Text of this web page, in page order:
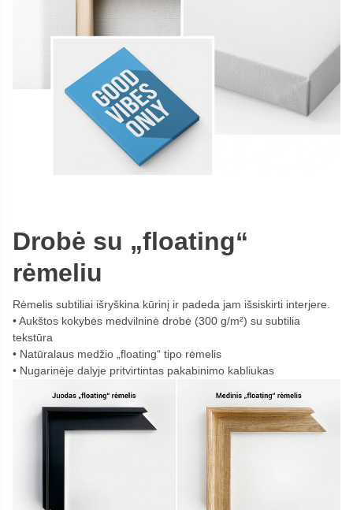
Drobė su „floating“
rėmeliu
Rėmelis subtiliai išryškina kūrinį ir padeda jam išsiskirti interjere.
Aukštos kokybės medvilninė drobė (300 g/m²) su subtilia
tekstūra
Natūralaus medžio „floating“ tipo rėmelis
Nugarinėje dalyje pritvirtintas pakabinimo kabliukas